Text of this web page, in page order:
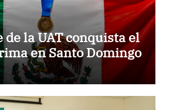
la UAT conquista el
en Santo Domingo